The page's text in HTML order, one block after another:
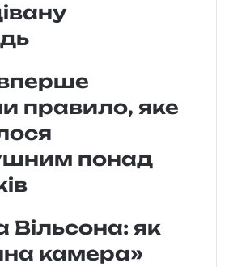
правило, яке
понад
Вільсона: як
камера»